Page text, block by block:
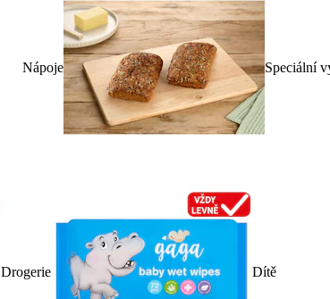
Nápoje Speciální
Drogerie Dítě